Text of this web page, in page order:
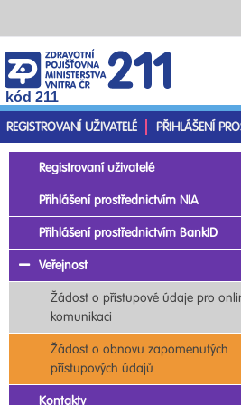
kód 211
REGISTROVANÍ UŽIVATELÉ
PŘIHLÁŠENÍ
Registrovaní uživatelé
Přihlášení prostřednictvím NIA
Přihlášení prostřednictvím BankID
Veřejnost
Žádost o přístupové údaje pro
komunikaci
Žádost o obnovu zapomenutých
přístupových údajů
Kontakty